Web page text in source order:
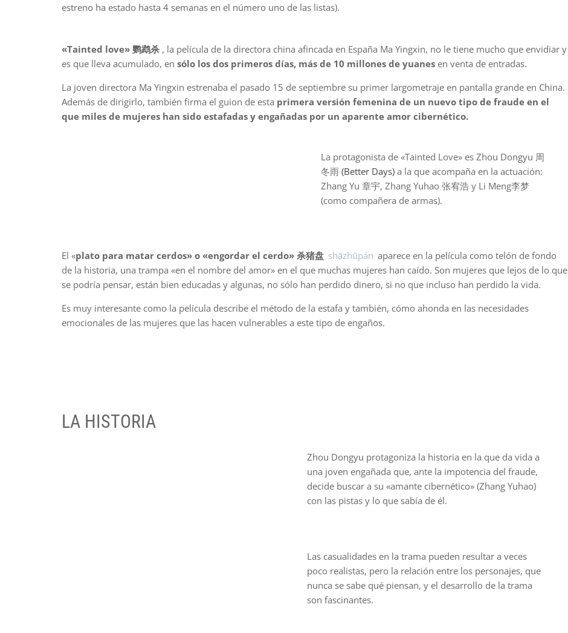
estreno ha estado hasta 4 semanas en el número uno de las listas).
«Tainted love» 鹦鹉杀 , la película de la directora china afincada en España Ma Yingxin, no le tiene mucho que envidiar y
es que lleva acumulado, en sólo los dos primeros días, más de 10 millones de yuanes en venta de entradas.
La joven directora Ma Yingxin estrenaba el pasado 15 de septiembre su primer largometraje en pantalla grande en China.
Además de dirigirlo, también firma el guion de esta primera versión femenina de un nuevo tipo de fraude en el
que miles de mujeres han sido estafadas y engañadas por un aparente amor cibernético.
La protagonista de «Tainted Love» es Zhou Dongyu 周
冬雨(Better Days) a la que acompaña en la actuación:
Zhang Yu 章宇, Zhang Yuhao 张宥浩 y Li Meng李梦
(como compañera de armas).
El «plato para matar cerdos» o «engordar el cerdo» 杀猪盘 shāzhūpán aparece en la película como telón de fondo
de la historia, una trampa «en el nombre del amor» en el que muchas mujeres han caído. Son mujeres que lejos de lo que
se podría pensar, están bien educadas y algunas, no sólo han perdido dinero, si no que incluso han perdido la vida.
Es muy interesante como la película describe el método de la estafa y también, cómo ahonda en las necesidades
emocionales de las mujeres que las hacen vulnerables a este tipo de engaños.
LA HISTORIA
Zhou Dongyu protagoniza la historia en la que da vida a
una joven engañada que, ante la impotencia del fraude,
decide buscar a su «amante cibernético» (Zhang Yuhao)
con las pistas y lo que sabía de él.
Las casualidades en la trama pueden resultar a veces
poco realistas, pero la relación entre los personajes, que
nunca se sabe qué piensan, y el desarrollo de la trama
son fascinantes.